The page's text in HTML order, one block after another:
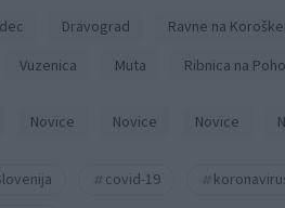
Dravograd Ravne na
Vuzenica Muta Ribnica na
Novice Novice Novice
covid-19